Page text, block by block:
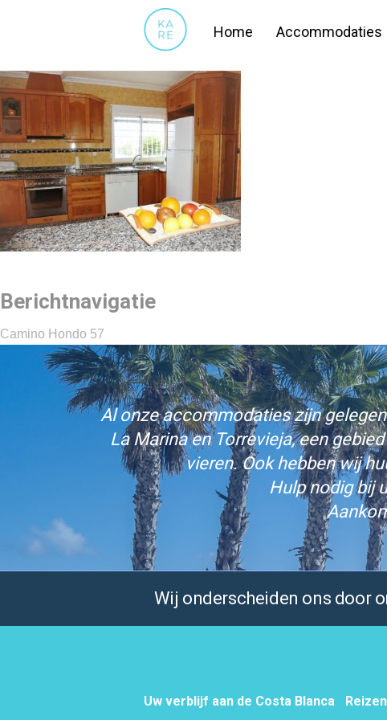
Home Accommodaties
Berichtnavigatie
Camino Hondo 57
Al onze accommodaties zijn
La Marina en Torrevieja, een
vieren. Ook hebben wij
Hulp nodig bij
Wij onderscheiden ons door
Uw verblijf aan de Costa Blanca Reizen